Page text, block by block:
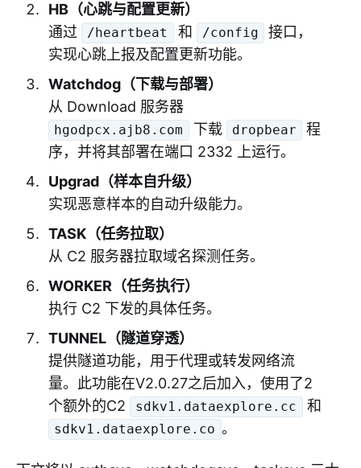
HB（心跳与配置更新）
通过
/heartbeat 和 /config
接口，
实现心跳上报及配置更新功能。
Watchdog（下载与部署）
从 Download 服务器
hgodpcx.ajb8.com 下载 dropbear
程
序，并将其部署在端口 2332 上运行。
Upgrad（样本自升级）
实现恶意样本的自动升级能力。
TASK（任务拉取）
从 C2 服务器拉取域名探测任务。
WORKER（任务执行）
执行 C2 下发的具体任务。
TUNNEL（隧道穿透）
提供隧道功能，用于代理或转发网络流
量。此功能在V2.0.27之后加入，使用了2
个额外的C2
sdkv1.dataexplore.cc 和
sdkv1.dataexplore.co 。